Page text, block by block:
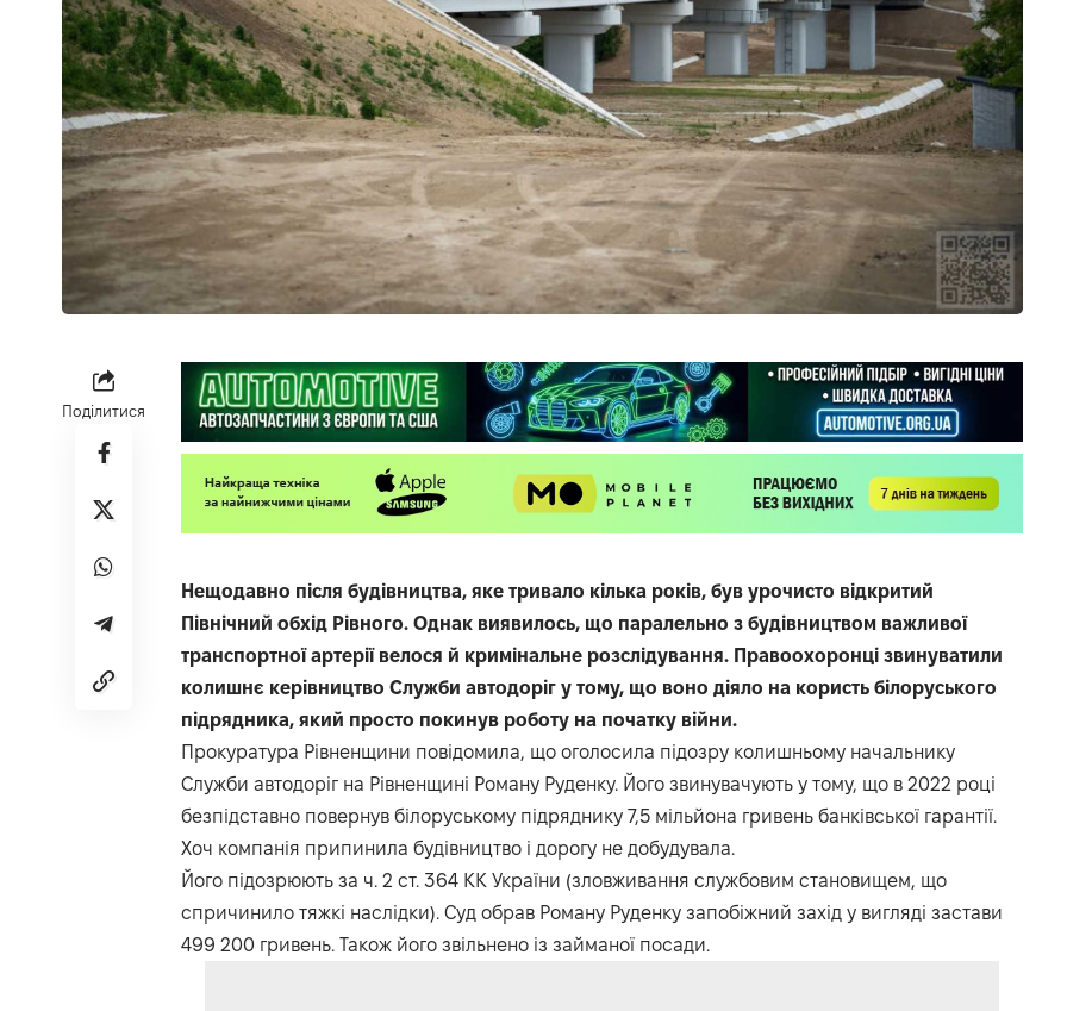
Поділитися
Нещодавно після будівництва, яке тривало кілька років, був урочисто відкритий
Північний обхід Рівного. Однак виявилось, що паралельно з будівництвом важливої
транспортної артерії велося й кримінальне розслідування. Правоохоронці звинуватили
колишнє керівництво Служби автодоріг у тому, що воно діяло на користь білоруського
підрядника, який просто покинув роботу на початку війни.
Прокуратура Рівненщини повідомила, що оголосила підозру колишньому начальнику
Служби автодоріг на Рівненщині Роману Руденку. Його звинувачують у тому, що в 2022 році
безпідставно повернув білоруському підряднику 7,5 мільйона гривень банківської гарантії.
Хоч компанія припинила будівництво і дорогу не добудувала.
Його підозрюють за ч. 2 ст. 364 КК України (зловживання службовим становищем, що
спричинило тяжкі наслідки). Суд обрав Роману Руденку запобіжний захід у вигляді застави
499 200 гривень. Також його звільнено із займаної посади.